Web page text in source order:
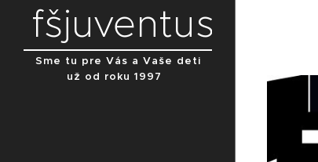
fšjuventus
Sme tu pre Vás a Vaše deti
už od roku 1997